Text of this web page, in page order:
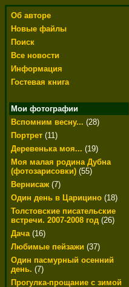
Об авторе
Новые файлы
Поиск
Все новости
Информация
Гостевая книга
Мои фотографии
Вспомним весну... (28)
Портрет (11)
Деревенька моя... (19)
Моя малая родина Дубна
(фотозарисовки) (55)
Вернисаж (7)
Один день в Царицино (18)
Толстовские писательские
встречи. 2007-2008 год (26)
Дача(16)
Любимые пейзажи (37)
Один пасмурный осенний
день. (7)
Прогулка-прощание с зимой